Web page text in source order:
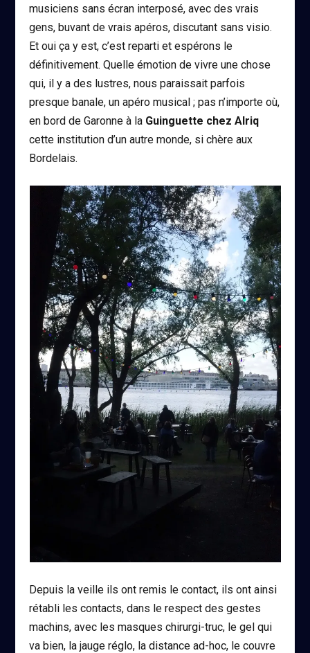
musiciens sans écran interposé, avec des vrais
gens, buvant de vrais apéros, discutant sans visio.
Et oui ça y est, c’est reparti et espérons le
définitivement. Quelle émotion de vivre une chose
qui, il y a des lustres, nous paraissait parfois
presque banale, un apéro musical ; pas n’importe où,
en bord de Garonne à la Guinguette chez Alriq
cette institution d’un autre monde, si chère aux
Bordelais.
Depuis la veille ils ont remis le contact, ils ont ainsi
rétabli les contacts, dans le respect des gestes
machins, avec les masques chirurgi-truc, le gel qui
va bien, la jauge réglo, la distance ad-hoc, le couvre